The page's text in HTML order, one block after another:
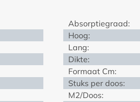
Absorptiegraad:
Hoog:
Lang:
Dikte:
Formaat Cm:
Stuks per doos:
M2/Doos: